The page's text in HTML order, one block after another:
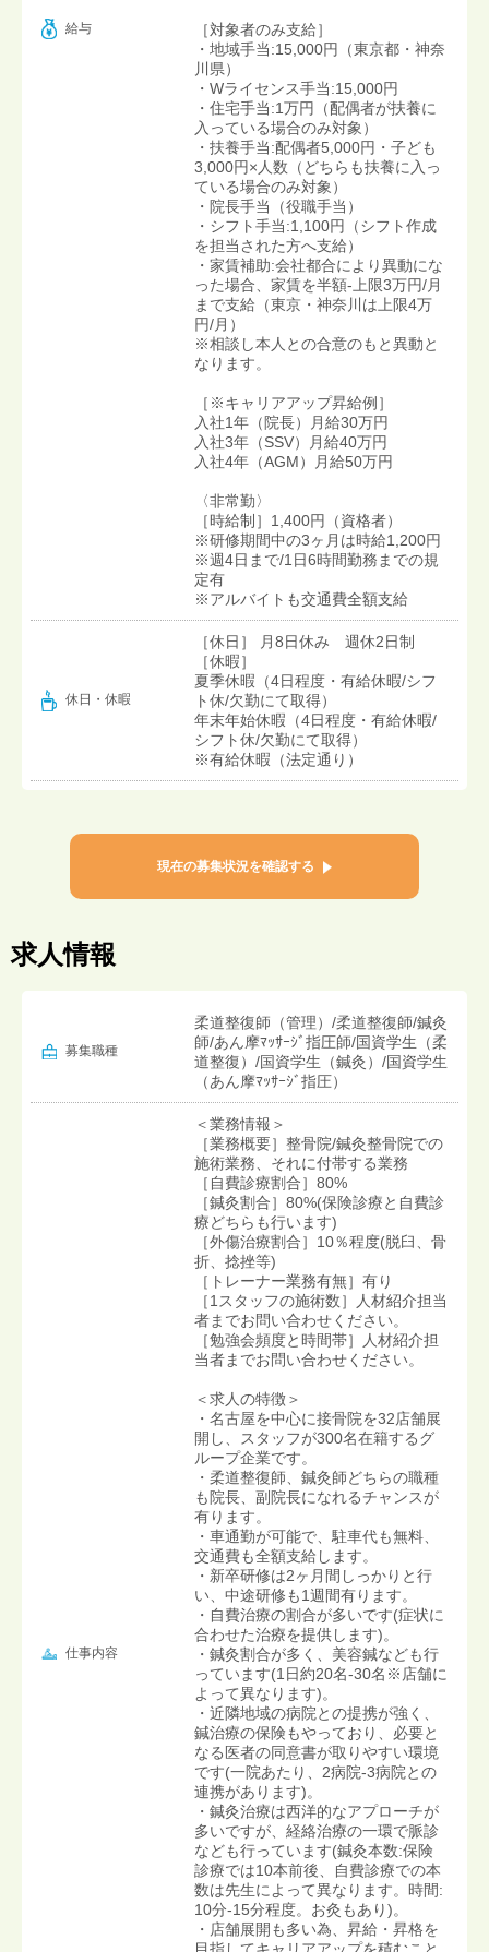
給与
［対象者のみ支給］
・地域手当:15,000円（東京都・神奈
川県）
・Wライセンス手当:15,000円
・住宅手当:1万円（配偶者が扶養に
入っている場合のみ対象）
・扶養手当:配偶者5,000円・子ども
3,000円×人数（どちらも扶養に入っ
ている場合のみ対象）
・院長手当（役職手当）
・シフト手当:1,100円（シフト作成
を担当された方へ支給）
・家賃補助:会社都合により異動にな
った場合、家賃を半額-上限3万円/月
まで支給（東京・神奈川は上限4万
円/月）
※相談し本人との合意のもと異動と
なります。
［※キャリアアップ昇給例］
入社1年（院長）月給30万円
入社3年（SSV）月給40万円
入社4年（AGM）月給50万円
〈非常勤〉
［時給制］1,400円（資格者）
※研修期間中の3ヶ月は時給1,200円
※週4日まで/1日6時間勤務までの規
定有
※アルバイトも交通費全額支給
休日・休暇
［休日］ 月8日休み 週休2日制
［休暇］
夏季休暇（4日程度・有給休暇/シフ
ト休/欠勤にて取得）
年末年始休暇（4日程度・有給休暇/
シフト休/欠勤にて取得）
※有給休暇（法定通り）
現在の募集状況を確認する
求人情報
募集職種
柔道整復師（管理）/柔道整復師/鍼灸
師/あん摩ﾏｯｻｰｼﾞ指圧師/国資学生（柔
道整復）/国資学生（鍼灸）/国資学生
（あん摩ﾏｯｻｰｼﾞ指圧）
仕事内容
＜業務情報＞
［業務概要］整骨院/鍼灸整骨院での
施術業務、それに付帯する業務
［自費診療割合］80%
［鍼灸割合］80%(保険診療と自費診
療どちらも行います)
［外傷治療割合］10％程度(脱臼、骨
折、捻挫等)
［トレーナー業務有無］有り
［1スタッフの施術数］人材紹介担当
者までお問い合わせください。
［勉強会頻度と時間帯］人材紹介担
当者までお問い合わせください。
＜求人の特徴＞
・名古屋を中心に接骨院を32店舗展
開し、スタッフが300名在籍するグ
ループ企業です。
・柔道整復師、鍼灸師どちらの職種
も院長、副院長になれるチャンスが
有ります。
・車通勤が可能で、駐車代も無料、
交通費も全額支給します。
・新卒研修は2ヶ月間しっかりと行
い、中途研修も1週間有ります。
・自費治療の割合が多いです(症状に
合わせた治療を提供します)。
・鍼灸割合が多く、美容鍼なども行
っています(1日約20名-30名※店舗に
よって異なります)。
・近隣地域の病院との提携が強く、
鍼治療の保険もやっており、必要と
なる医者の同意書が取りやすい環境
です(一院あたり、2病院-3病院との
連携があります)。
・鍼灸治療は西洋的なアプローチが
多いですが、経絡治療の一環で脈診
なども行っています(鍼灸本数:保険
診療では10本前後、自費診療での本
数は先生によって異なります。時間:
10分-15分程度。お灸もあり)。
・店舗展開も多い為、昇給・昇格を